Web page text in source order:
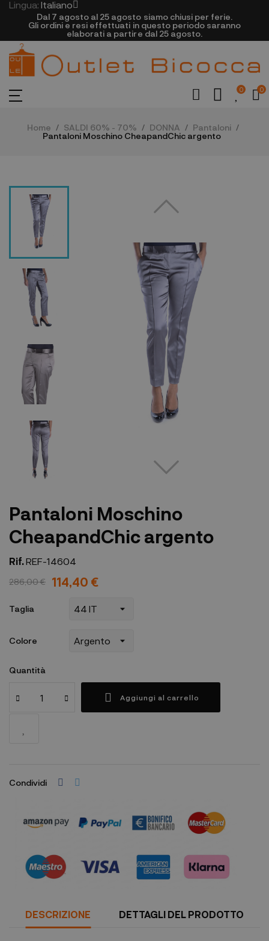
Lingua: Italiano
Dal 7 agosto al 25 agosto siamo chiusi per ferie.
Gli ordini e resi effettuati in questo periodo saranno
elaborati a partire dal 25 agosto.
0 0
Home SALDI 60% - 70% DONNA
Pantaloni
Pantaloni Moschino CheapandChic argento
Pantaloni Moschino
CheapandChic argento
Rif.REF-14604
286,00 € 114,40 €
Taglia
Colore
Quantità
Aggiungi al carrello
Condividi
DESCRIZIONE DETTAGLI DEL PRODOTTO